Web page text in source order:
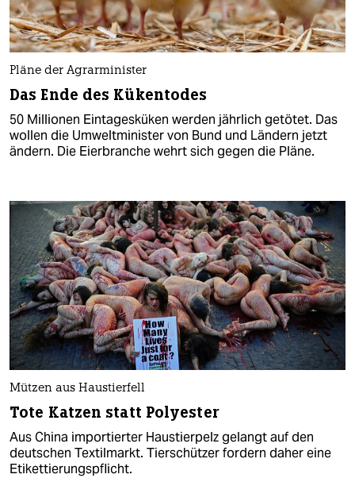
Pläne der Agrarminister
Das Ende des Kükentodes
50 Millionen Eintagesküken werden jährlich getötet. Das
wollen die Umweltminister von Bund und Ländern jetzt
ändern. Die Eierbranche wehrt sich gegen die Pläne.
Mützen aus Haustierfell
Tote Katzen statt Polyester
Aus China importierter Haustierpelz gelangt auf den
deutschen Textilmarkt. Tierschützer fordern daher eine
Etikettierungspflicht.